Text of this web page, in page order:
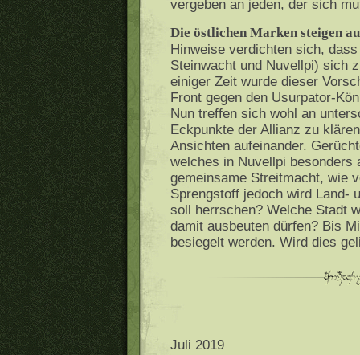
vergeben an jeden, der sich
Die östlichen Marken steigen
Hinweise verdichten sich,
Steinwacht und Nuvellpi) sich
einiger Zeit wurde dieser
Front gegen den Usurpator-
Nun treffen sich wohl an
Eckpunkte der Allianz zu
Ansichten aufeinander.
welches in Nuvellpi besonders
gemeinsame Streitmacht, wie
Sprengstoff jedoch wird Land-
soll herrschen? Welche Stadt
damit ausbeuten dürfen? Bis
besiegelt werden. Wird dies
Juli 2019